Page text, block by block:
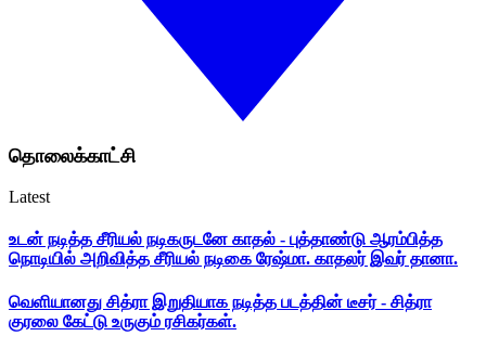
தொலைக்காட்சி
Latest
உடன் நடித்த சீரியல் நடிகருடனே காதல் - புத்தாண்டு ஆரம்பித்த
நொடியில் அறிவித்த சீரியல் நடிகை ரேஷ்மா. காதலர் இவர் தானா.
வெளியானது சித்ரா இறுதியாக நடித்த படத்தின் டீசர் - சித்ரா
குரலை கேட்டு உருகும் ரசிகர்கள்.